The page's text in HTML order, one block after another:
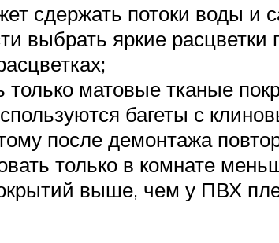
сдержать потоки воды и
выбрать яркие
только матовые тканые
багеты с
после демонтажа
только в комнате
выше, чем у ПВХ